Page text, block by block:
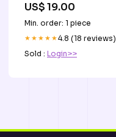
US$ 19.00
Min. order: 1 piece
★★★★★4.8 (18 reviews)
Sold : Login>>